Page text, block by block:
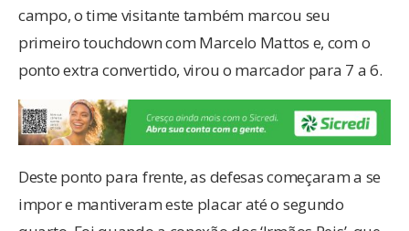
campo, o time visitante também marcou seu
primeiro touchdown com Marcelo Mattos e, com o
ponto extra convertido, virou o marcador para 7 a 6.
Deste ponto para frente, as defesas começaram a se
impor e mantiveram este placar até o segundo